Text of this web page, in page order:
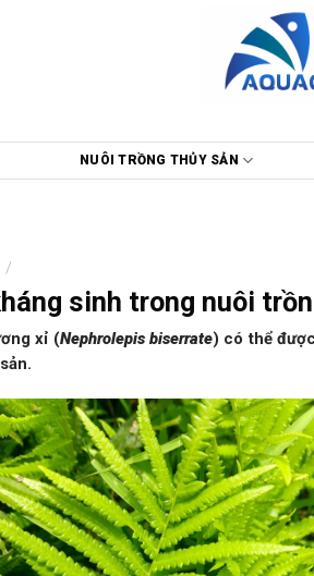
NUÔI TRỒNG THỦY SẢN
/
sinh trong nuôi
xỉ (Nephrolepis biserrate) có thể